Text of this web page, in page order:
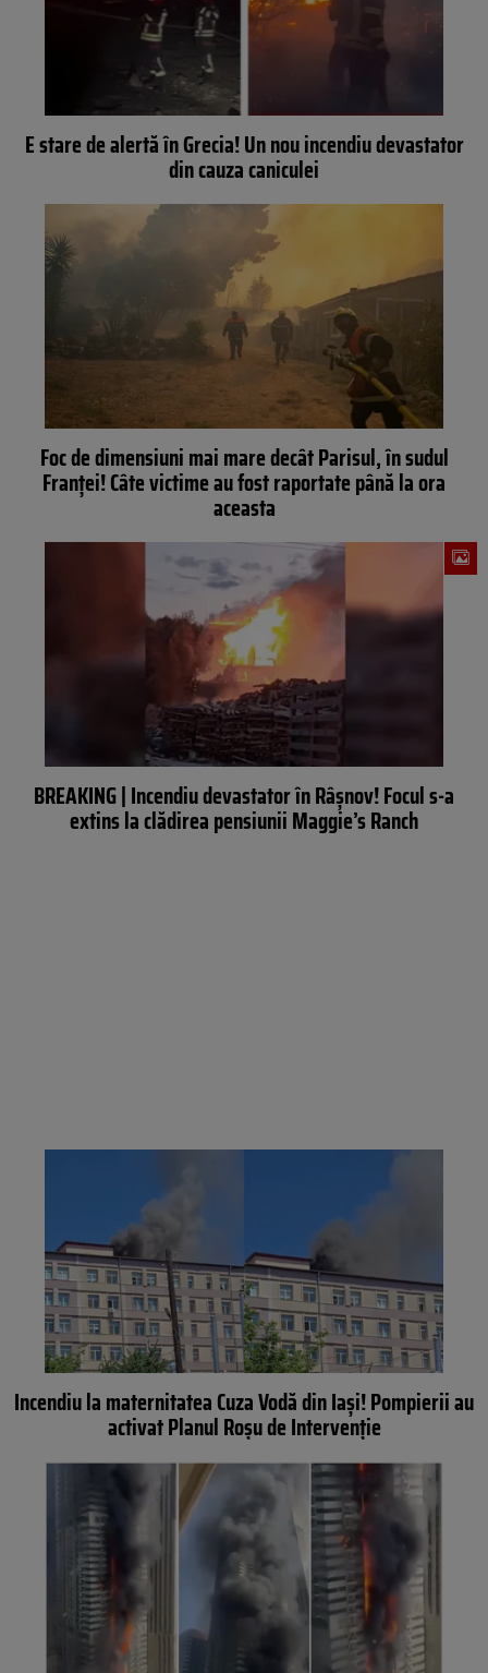
E stare de alertă în Grecia! Un nou incendiu devastator
din cauza caniculei
Foc de dimensiuni mai mare decât Parisul, în sudul
Franței! Câte victime au fost raportate până la ora
aceasta
BREAKING | Incendiu devastator în Râșnov! Focul s-a
extins la clădirea pensiunii Maggie’s Ranch
Incendiu la maternitatea Cuza Vodă din Iași! Pompierii au
activat Planul Roșu de Intervenție